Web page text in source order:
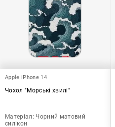
Apple iPhone 14
Чохол "Морські хвилі"
Матеріал: Чорний матовий
силікон